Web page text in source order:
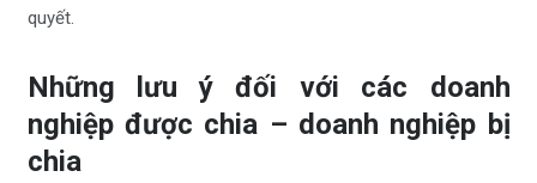
quyết.
Những lưu ý đối với các doanh
nghiệp được chia – doanh nghiệp bị
chia